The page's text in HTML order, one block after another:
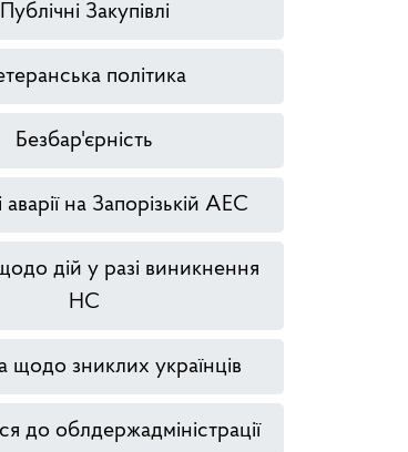
Публічні Закупівлі
політика
Безбар'єрність
аварії на Запорізькій АЕС
дій у разі виникнення
НС
щодо зниклих українців
до облдержадміністрації